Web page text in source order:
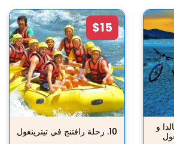
و
$15
10. رحلة رافتنج في تيترينغول